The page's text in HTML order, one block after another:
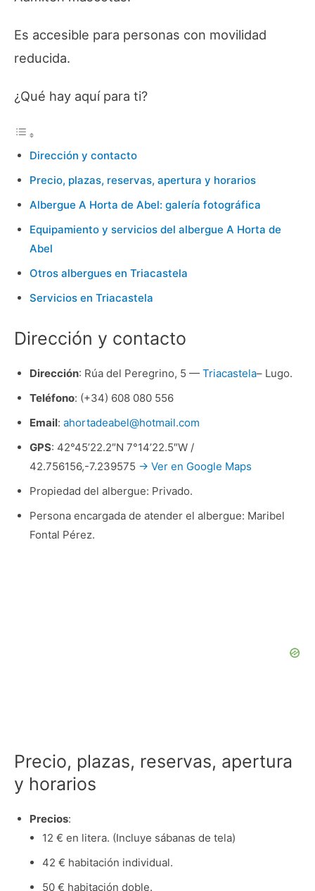
Es accesible para personas con movilidad
reducida.
¿Qué hay aquí para ti?
Dirección y contacto
Precio, plazas, reservas, apertura y horarios
Albergue A Horta de Abel: galería fotográfica
Equipamiento y servicios del albergue A Horta de
Abel
Otros albergues en Triacastela
Servicios en Triacastela
Dirección y contacto
Dirección: Rúa del Peregrino, 5 — Triacastela– Lugo.
Teléfono: (+34) 608 080 556
Email: ahortadeabel@hotmail.com
GPS: 42°45’22.2″N 7°14’22.5″W /
42.756156,-7.239575 → Ver en Google Maps
Propiedad del albergue: Privado.
Persona encargada de atender el albergue: Maribel
Fontal Pérez.
Precio, plazas, reservas, apertura
y horarios
Precios:
12 € en litera. (Incluye sábanas de tela)
42 € habitación individual.
50 € habitación doble.